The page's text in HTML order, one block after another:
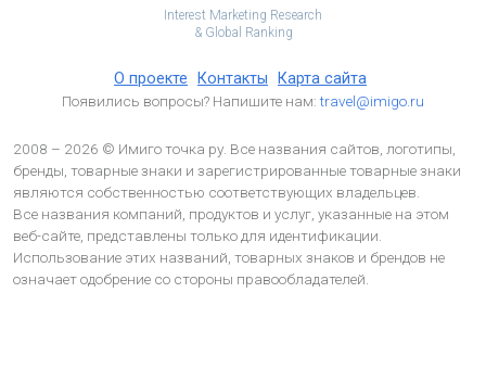
Interest Marketing Research
& Global Ranking
О проекте Контакты Карта сайта
Появились вопросы? Напишите нам:travel@imigo.ru
2008 – 2026 © Имиго точка ру. Все названия сайтов, логотипы,
бренды, товарные знаки и зарегистрированные товарные знаки
являются собственностью соответствующих владельцев.
Все названия компаний, продуктов и услуг, указанные на этом
веб-сайте, представлены только для идентификации.
Использование этих названий, товарных знаков и брендов не
означает одобрение со стороны правообладателей.